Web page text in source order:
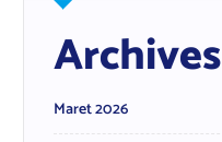
Archives
Maret 2026